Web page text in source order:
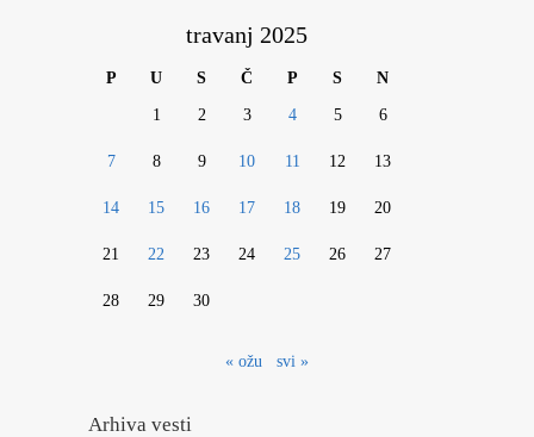
travanj 2025
P U S Č P S N
1 2 3 4 5 6
7 8 9 10 11 12 13
14 15 16 17 18 19 20
21 22 23 24 25 26 27
28 29 30
« ožu svi »
Arhiva vesti